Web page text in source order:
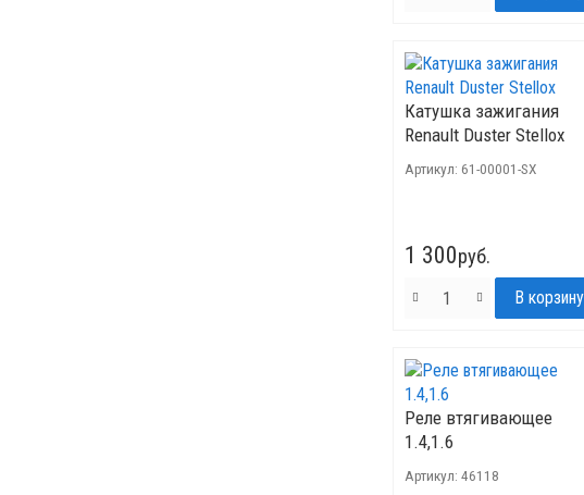
Катушка зажигания
Renault Duster Stellox
Артикул: 61-00001-SX
1 300руб.
Реле втягивающее
1.4,1.6
Артикул: 46118